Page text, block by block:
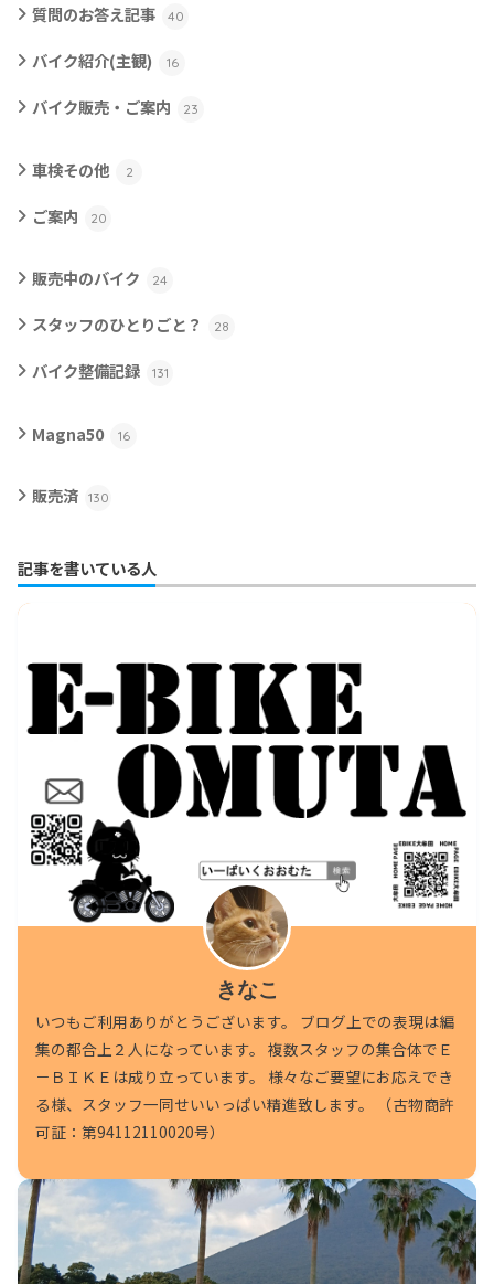
質問のお答え記事 40
バイク紹介(主観) 16
バイク販売・ご案内 23
車検その他 2
ご案内 20
販売中のバイク 24
スタッフのひとりごと？ 28
バイク整備記録 131
Magna50 16
販売済 130
記事を書いている人
きなこ
いつもご利用ありがとうございます。 ブログ上での表現は編
集の都合上２人になっています。 複数スタッフの集合体でＥ
－ＢＩＫＥは成り立っています。 様々なご要望にお応えでき
る様、スタッフ一同せいいっぱい精進致します。 （古物商許
可証：第94112110020号）